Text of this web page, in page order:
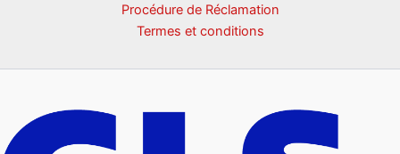
Procédure de Réclamation
Termes et conditions